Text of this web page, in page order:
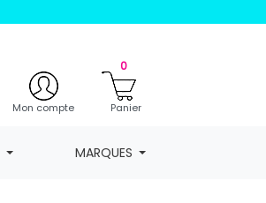
Mon compte
0
Panier
MARQUES